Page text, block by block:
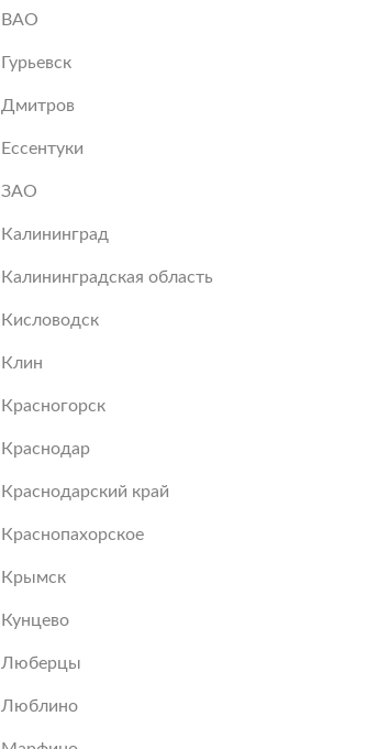
ВАО
Гурьевск
Дмитров
Ессентуки
ЗАО
Калининград
Калининградская область
Кисловодск
Клин
Красногорск
Краснодар
Краснодарский край
Краснопахорское
Крымск
Кунцево
Люберцы
Люблино